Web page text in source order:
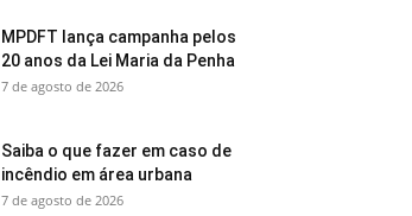
MPDFT lança campanha pelos
20 anos da Lei Maria da Penha
7 de agosto de 2026
Saiba o que fazer em caso de
incêndio em área urbana
7 de agosto de 2026